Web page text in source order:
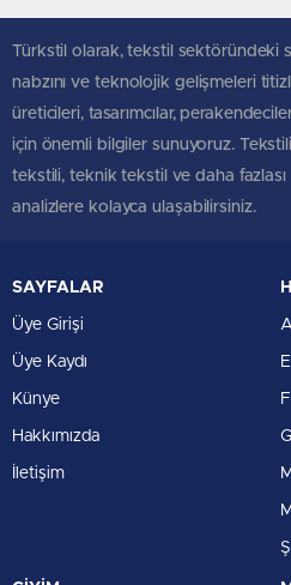
Türkstil olarak, tekstil sektöründeki
nabzını ve teknolojik gelişmeleri
üreticileri, tasarımcılar,
için önemli bilgiler sunuyoruz.
tekstili, teknik tekstil ve daha
analizlere kolayca ulaşabilirsiniz.
SAYFALAR
Üye Girişi
Üye Kaydı
Künye
Hakkımızda
İletişim